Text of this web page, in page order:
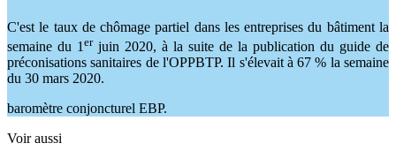
C'est le taux de chômage partiel dans les entreprises du bâtiment la
semaine du 1 erjuin 2020, à la suite de la publication du guide de
préconisations sanitaires de l'OPPBTP. Il s'élevait à 67 % la semaine
du 30 mars 2020.
baromètre conjoncturel EBP.
Voir aussi